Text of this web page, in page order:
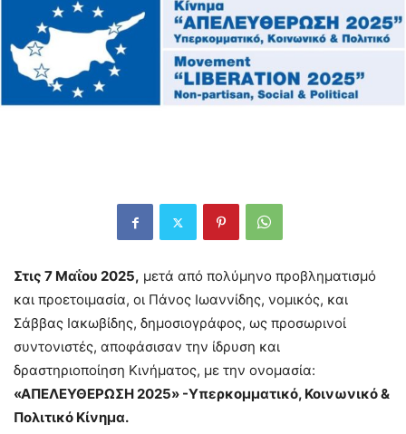
Στις 7 Μαΐου 2025, μετά από πολύμηνο προβληματισμό
και προετοιμασία, οι Πάνος Ιωαννίδης, νομικός, και
Σάββας Ιακωβίδης, δημοσιογράφος, ως προσωρινοί
συντονιστές, αποφάσισαν την ίδρυση και
δραστηριοποίηση Κινήματος, με την ονομασία:
«ΑΠΕΛΕΥΘΕΡΩΣΗ 2025» -Υπερκομματικό, Κοινωνικό &
Πολιτικό Κίνημα.